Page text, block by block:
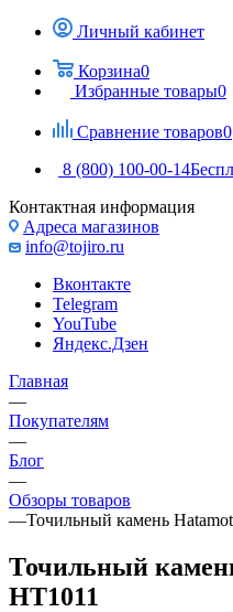
Личный кабинет
Корзина0
Избранные товары0
Сравнение товаров0
8 (800) 100-00-14
Контактная информация
Адреса магазинов
info@tojiro.ru
Вконтакте
Telegram
YouTube
Яндекс.Дзен
Главная
—
Покупателям
—
Блог
—
Обзоры товаров
—Точильный камень
Точильный
HT1011